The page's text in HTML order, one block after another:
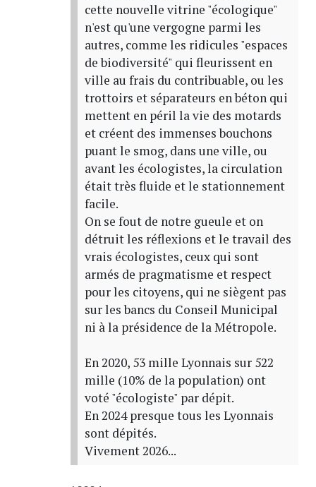
cette nouvelle vitrine "écologique"
n'est qu'une vergogne parmi les
autres, comme les ridicules "espaces
de biodiversité" qui fleurissent en
ville au frais du contribuable, ou les
trottoirs et séparateurs en béton qui
mettent en péril la vie des motards
et créent des immenses bouchons
puant le smog, dans une ville, ou
avant les écologistes, la circulation
était très fluide et le stationnement
facile.
On se fout de notre gueule et on
détruit les réflexions et le travail des
vrais écologistes, ceux qui sont
armés de pragmatisme et respect
pour les citoyens, qui ne siègent pas
sur les bancs du Conseil Municipal
ni à la présidence de la Métropole.
En 2020, 53 mille Lyonnais sur 522
mille (10% de la population) ont
voté "écologiste" par dépit.
En 2024 presque tous les Lyonnais
sont dépités.
Vivement 2026...